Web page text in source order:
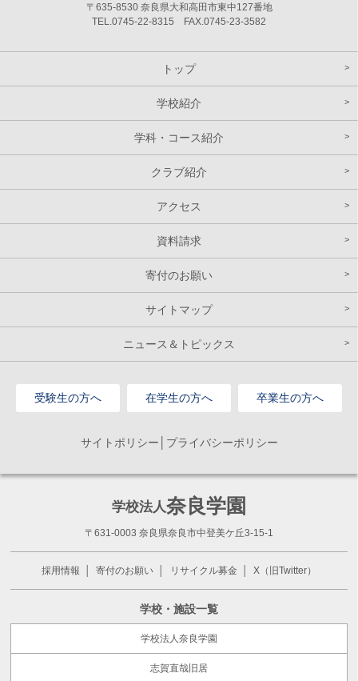
〒635-8530 奈良県大和高田市東中127番地
TEL.0745-22-8315 FAX.0745-23-3582
トップ
学校紹介
学科・コース紹介
クラブ紹介
アクセス
資料請求
寄付のお願い
サイトマップ
ニュース＆トピックス
受験生の方へ 在学生の方へ 卒業生の方へ
サイトポリシー│プライバシーポリシー
学校法人奈良学園
〒631-0003 奈良県奈良市中登美ケ丘3-15-1
採用情報 寄付のお願い リサイクル募金 X（旧Twitter）
学校・施設一覧
学校法人奈良学園
志賀直哉旧居